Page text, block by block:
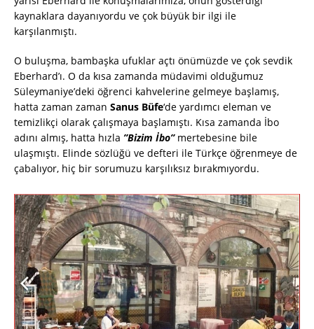
kaynaklara dayanıyordu ve çok büyük bir ilgi ile
karşılanmıştı.
O buluşma, bambaşka ufuklar açtı önümüzde ve çok sevdik
Eberhard’ı. O da kısa zamanda müdavimi olduğumuz
Süleymaniye’deki öğrenci kahvelerine gelmeye başlamış,
hatta zaman zaman Sanus Büfe‘de yardımcı eleman ve
temizlikçi olarak çalışmaya başlamıştı. Kısa zamanda İbo
adını almış, hatta hızla ”Bizim İbo” mertebesine bile
ulaşmıştı. Elinde sözlüğü ve defteri ile Türkçe öğrenmeye de
çabalıyor, hiç bir sorumuzu karşılıksız bırakmıyordu.